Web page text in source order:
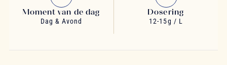
Moment van de dag
Dag & Avond
Dosering
12-15g / L